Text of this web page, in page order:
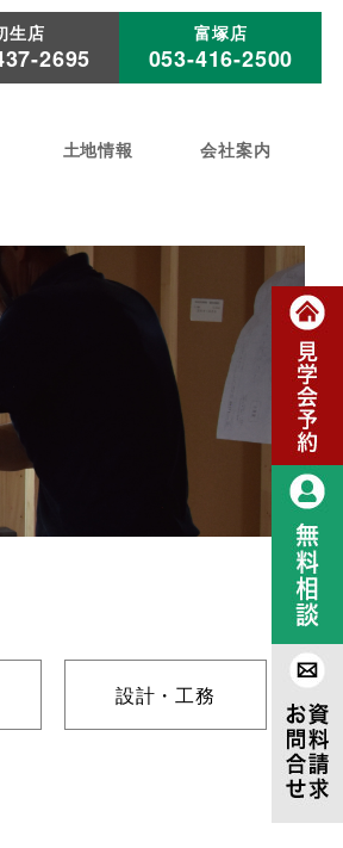
生店
2695
富塚店
053-416-2500
土地情報 会社案内
設計・工務